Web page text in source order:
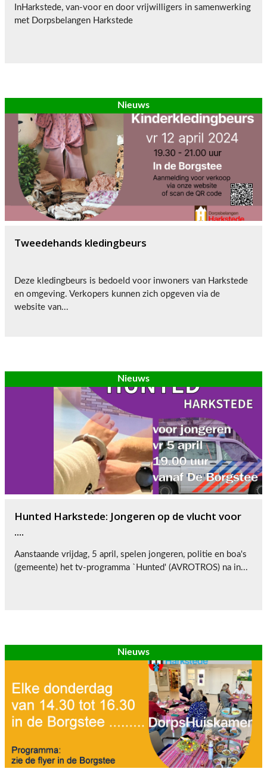
Nieuws
Nieuws
Hunted Harkstede: Jongeren op de vlucht voor
....
Aanstaande vrijdag, 5 april, spelen jongeren, politie en boa's
(gemeente) het tv-programma `Hunted' (AVROTROS) na in...
Nieuws
Tweedehands kledingbeurs
Deze kledingbeurs is bedoeld voor inwoners van Harkstede
en omgeving. Verkopers kunnen zich opgeven via de
website van...
InHarkstede, van-voor en door vrijwilligers in samenwerking
met Dorpsbelangen Harkstede